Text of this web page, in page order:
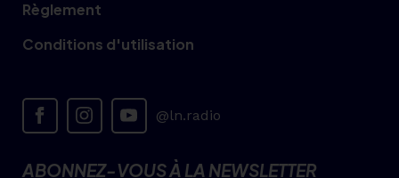
Règlement
Conditions d'utilisation
@ln.radio
ABONNEZ-VOUS À LA NEWSLETTER